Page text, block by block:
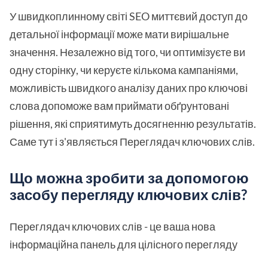
У швидкоплинному світі SEO миттєвий доступ до
детальної інформації може мати вирішальне
значення. Незалежно від того, чи оптимізуєте ви
одну сторінку, чи керуєте кількома кампаніями,
можливість швидкого аналізу даних про ключові
слова допоможе вам приймати обґрунтовані
рішення, які сприятимуть досягненню результатів.
Саме тут і з'являється Переглядач ключових слів.
Що можна зробити за допомогою
засобу перегляду ключових слів?
Переглядач ключових слів - це ваша нова
інформаційна панель для цілісного перегляду